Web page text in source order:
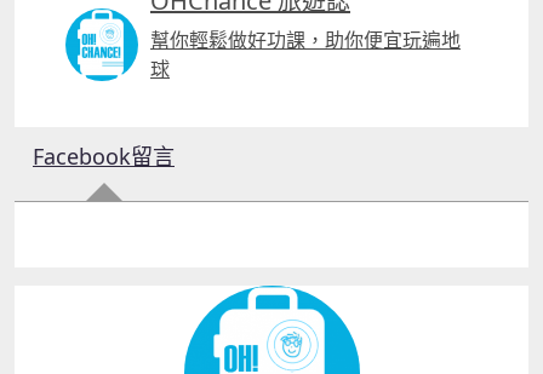
幫你輕鬆做好功課，助你便宜玩遍地
球
Facebook留言